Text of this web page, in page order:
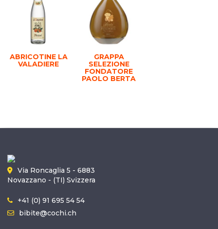
ABRICOTINE LA
VALADIERE
GRAPPA
SELEZIONE
FONDATORE
PAOLO BERTA
Via Roncaglia 5 - 6883
Novazzano - (TI) Svizzera
+41 (0) 91 695 54 54
bibite@cochi.ch